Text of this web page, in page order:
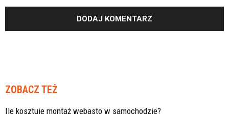
ZOBACZ TEŻ
Ile kosztuje montaż webasto w samochodzie?